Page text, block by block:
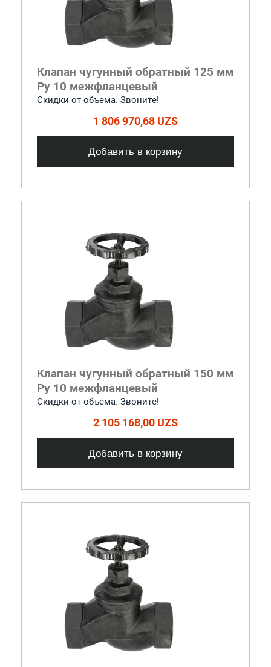
Клапан чугунный обратный 125 мм
Ру 10 межфланцевый
Скидки от объема. Звоните!
1 806 970,68 UZS
Добавить в корзину
Клапан чугунный обратный 150 мм
Ру 10 межфланцевый
Скидки от объема. Звоните!
2 105 168,00 UZS
Добавить в корзину